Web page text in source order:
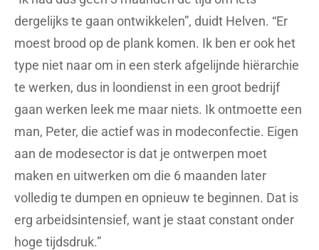
dergelijks te gaan ontwikkelen”, duidt Helven. “Er
moest brood op de plank komen. Ik ben er ook het
type niet naar om in een sterk afgelijnde hiërarchie
te werken, dus in loondienst in een groot bedrijf
gaan werken leek me maar niets. Ik ontmoette een
man, Peter, die actief was in modeconfectie. Eigen
aan de modesector is dat je ontwerpen moet
maken en uitwerken om die 6 maanden later
volledig te dumpen en opnieuw te beginnen. Dat is
erg arbeidsintensief, want je staat constant onder
hoge tijdsdruk.”